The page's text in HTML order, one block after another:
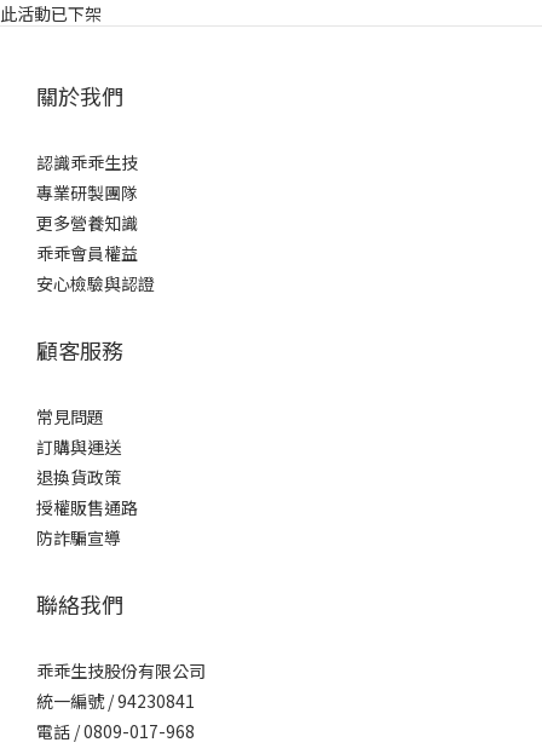
此活動已下架
關於我們
認識乖乖生技
專業研製團隊
更多營養知識
乖乖會員權益
安心檢驗與認證
顧客服務
常見問題
訂購與運送
退換貨政策
授權販售通路
防詐騙宣導
聯絡我們
乖乖生技股份有限公司
統一編號 / 94230841
電話 / 0809-017-968